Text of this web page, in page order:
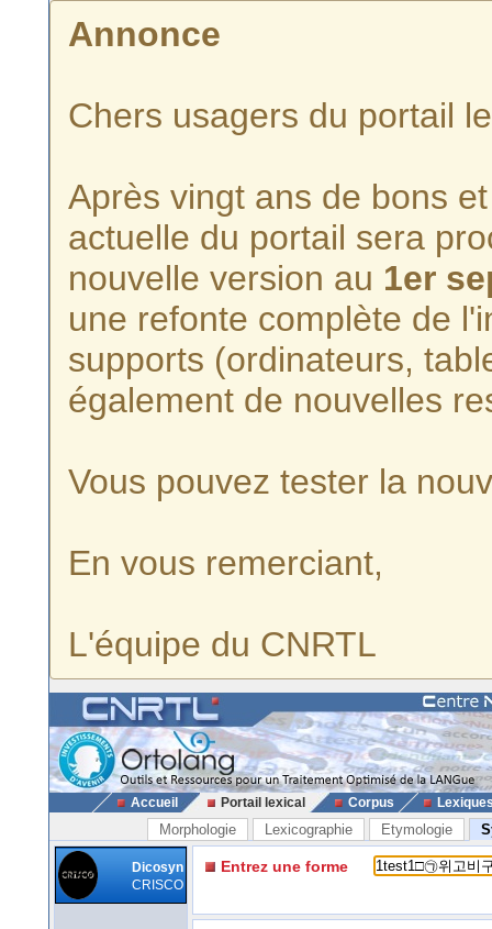
Annonce
Chers usagers du portail
Après vingt ans de bons
actuelle du portail sera
nouvelle version au 1er
une refonte complète de
supports (ordinateurs,
également de nouvelles
Vous pouvez tester la
En vous remerciant,
L'équipe du CNRTL
Accueil Portail lexical Corpus
Morphologie Lexicographie Etymologie
Dicosyn
CRISCO
Entrez une forme